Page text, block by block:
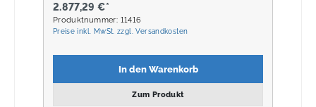
2.877,29 €*
Produktnummer: 11416
Preise inkl. MwSt. zzgl. Versandkosten
In den Warenkorb
Zum Produkt